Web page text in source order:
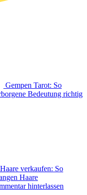
Gempen Tarot: So
Bedeutung richtig
Haare verkaufen: So
Haare
hinterlassen